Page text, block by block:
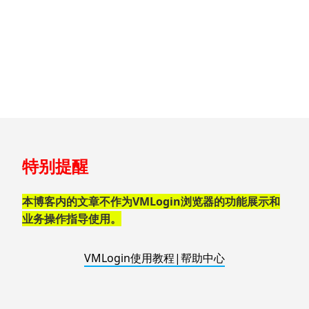
至
脚
特别提醒
本博客内的文章不作为VMLogin浏览器的功能展示和
业务操作指导使用。
VMLogin使用教程|帮助中心